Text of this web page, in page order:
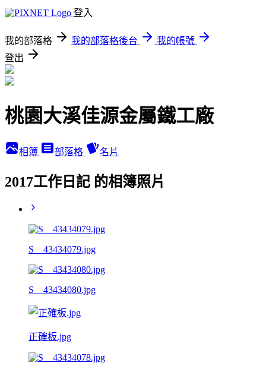
登入
我的部落格 我的部落格後台
我的帳號
登出
桃園大溪佳源金屬鐵工廠
相簿 部落格 名片
2017工作日記 的相簿照片
S__43434079.jpg
S__43434080.jpg
正確板.jpg